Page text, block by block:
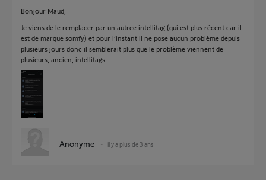
Bonjour Maud,
Je viens de le remplacer par un autree intellitag (qui est plus récent car il
est de marque somfy) et pour l’instant il ne pose aucun problème depuis
plusieurs jours donc il semblerait plus que le problème viennent de
plusieurs, ancien, intellitags
Anonyme il y a plus de 3 ans